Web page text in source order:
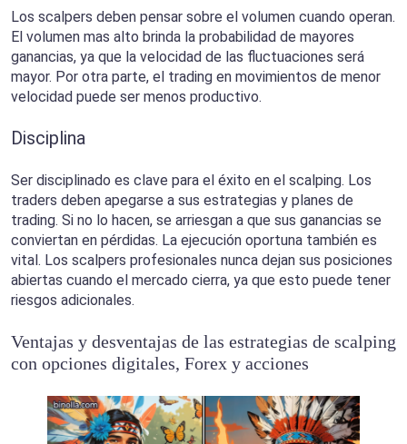
Los scalpers deben pensar sobre el volumen cuando operan.
El volumen mas alto brinda la probabilidad de mayores
ganancias, ya que la velocidad de las fluctuaciones será
mayor. Por otra parte, el trading en movimientos de menor
velocidad puede ser menos productivo.
Disciplina
Ser disciplinado es clave para el éxito en el scalping. Los
traders deben apegarse a sus estrategias y planes de
trading. Si no lo hacen, se arriesgan a que sus ganancias se
conviertan en pérdidas. La ejecución oportuna también es
vital. Los scalpers profesionales nunca dejan sus posiciones
abiertas cuando el mercado cierra, ya que esto puede tener
riesgos adicionales.
Ventajas y desventajas de las estrategias de scalping
con opciones digitales, Forex y acciones